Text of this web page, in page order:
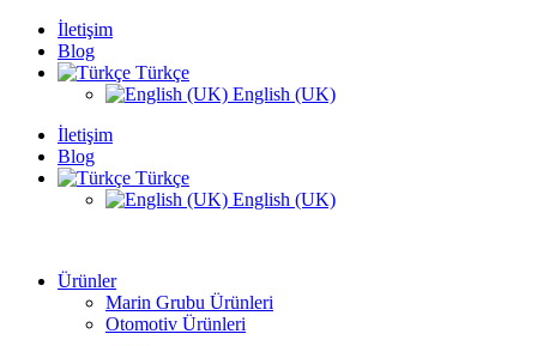
İletişim
Blog
Türkçe
English (UK)
İletişim
Blog
Türkçe
English (UK)
Ürünler
Marin Grubu Ürünleri
Otomotiv Ürünleri